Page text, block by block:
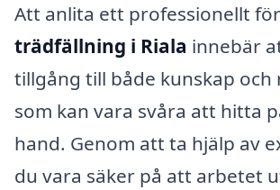
Att anlita ett professionellt
trädfällning i Riala innebär
tillgång till både kunskap och
som kan vara svåra att hitta
hand. Genom att ta hjälp av
du vara säker på att arbetet